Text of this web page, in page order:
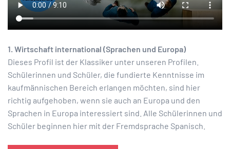
1. Wirtschaft international (Sprachen und Europa)
Dieses Profil ist der Klassiker unter unseren Profilen.
Schülerinnen und Schüler, die fundierte Kenntnisse im
kaufmännischen Bereich erlangen möchten, sind hier
richtig aufgehoben, wenn sie auch an Europa und den
Sprachen in Europa interessiert sind. Alle Schülerinnen und
Schüler beginnen hier mit der Fremdsprache Spanisch.